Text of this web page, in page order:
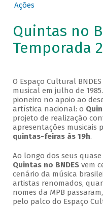
Ações
Quintas no
Temporada
O Espaço Cultural
musical em julho de
pioneiro no apoio ao
artística nacional: o
projeto de realização
apresentações musicais
quintas-feiras às 19h.
Ao longo dos seus
Quintas no BNDESvem
cenário da música
artistas renomados,
nomes da MPB
pelo palco do Espaço